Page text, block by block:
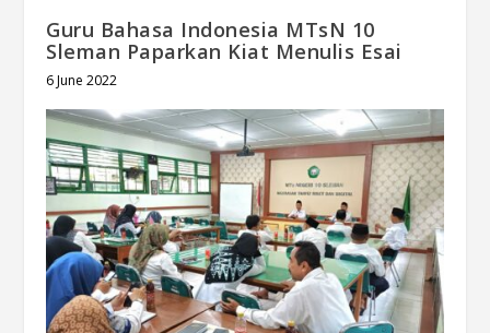
Guru Bahasa Indonesia MTsN 10
Sleman Paparkan Kiat Menulis Esai
6 June 2022